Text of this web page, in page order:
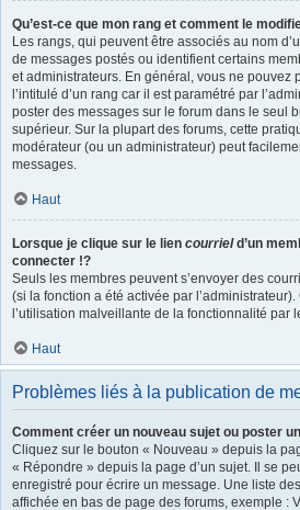
Qu’est-ce que mon rang et comment le
Les rangs, qui peuvent être associés au nom
de messages postés ou identifient certains
et administrateurs. En général, vous ne pouvez
l’intitulé d’un rang car il est paramétré par
poster des messages sur le forum dans le seul
supérieur. Sur la plupart des forums, cette
modérateur (ou un administrateur) peut
messages.
Haut
Lorsque je clique sur le lien courrield’un
connecter !?
Seuls les membres peuvent s’envoyer des
(si la fonction a été activée par
l’utilisation malveillante de la fonctionnalité par
Haut
Problèmes liés à la publication de
Comment créer un nouveau sujet ou poster
Cliquez sur le bouton « Nouveau » depuis la
« Répondre » depuis la page d’un sujet. Il se
enregistré pour écrire un message. Une liste
affichée en bas de page des forums, exemple :